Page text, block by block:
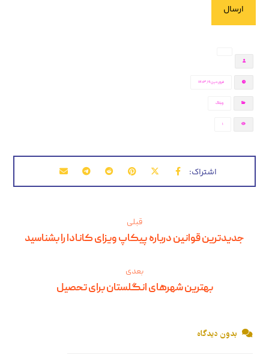
فروردین ۱۹, ۱۴۰۳
وبلاگ
1
قبلی
جدیدترین قوانین درباره پیکاپ ویزای کانادا را بشناسید
بعدی
بهترین شهرهای انگلستان برای تحصیل
بدون دیدگاه